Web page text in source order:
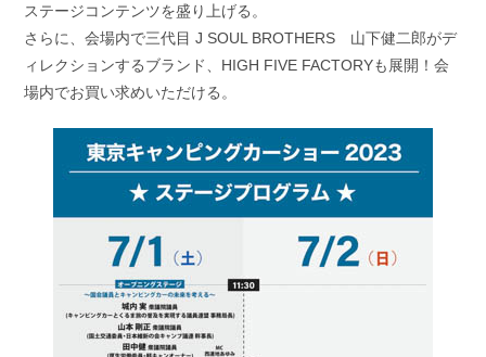
ステージコンテンツを盛り上げる。
さらに、会場内で三代目 J SOUL BROTHERS 山下健二郎がデ
ィレクションするブランド、HIGH FIVE FACTORYも展開！会
場内でお買い求めいただける。